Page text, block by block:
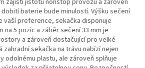
zajistí jistotu nonstop provozu a zároveň
baterie bude minulostí. Výšku sečení
vaší preference, sekačka disponuje
na 5 pozic a záběr sečení 33 mm je
a zároveň dostačující pro velké
sekačka na trávu nabízí nejen
odolnému plastu, ale zároveň splňuje